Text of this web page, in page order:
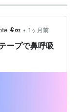
🐏💤 • 1ヶ月前
ープで鼻呼吸